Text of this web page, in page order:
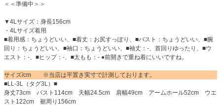
＜＜準備中＞＞
▼4Lサイズ：身長156cm
・4Lサイズ着用
■着用感：ちょうどいい、■着丈：お尻すっぽり、■バスト：ちょうどいい、■腕
回り：ちょうどいい、■袖口：ちょうどいい、■袖丈：-、首回りゆったり、■ウ
エスト：-、■ヒップ：-、■太もも：- ●前開きで重ね着にいいですね。
サイズ/cm ※当店は平置き実寸で計測しております。
■LL-3L（タグ3L）■
身丈73cm バスト114cm 天幅24.5cm 肩幅49cm アームホール52cm ウエ
スト122cm 裾周り156cm